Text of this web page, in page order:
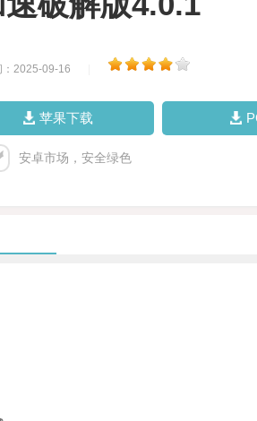
：2025-09-16
苹果下载
安卓市场，安全绿色